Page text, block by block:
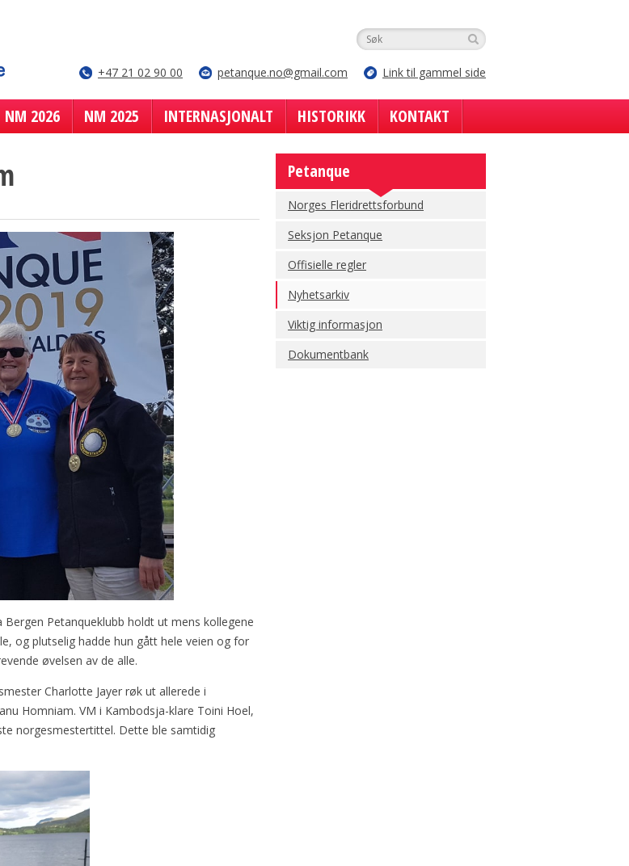
+47 21 02 90 00 petanque.no@gmail.com Link til gammel side
NM 2026 NM 2025 INTERNASJONALT HISTORIKK KONTAKT
Petanqueklubb holdt ut mens kollegene
og plutselig hadde hun gått hele veien og for
øvelsen av de alle.
Charlotte Jayer røk ut allerede i
Homniam. VM i Kambodsja-klare Toini Hoel,
norgesmestertittel. Dette ble samtidig
Petanque
Norges Fleridrettsforbund
Seksjon Petanque
Offisielle regler
Nyhetsarkiv
Viktig informasjon
Dokumentbank